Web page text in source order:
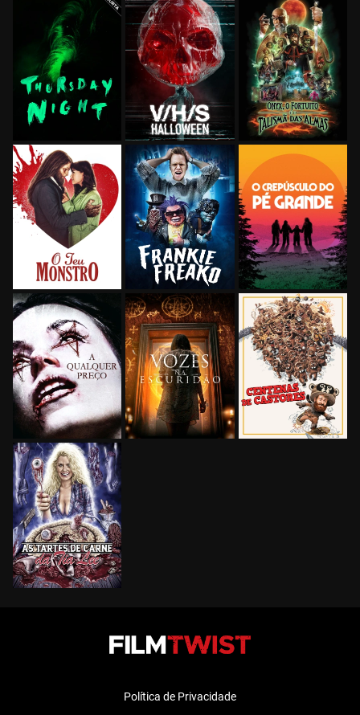
Política de Privacidade